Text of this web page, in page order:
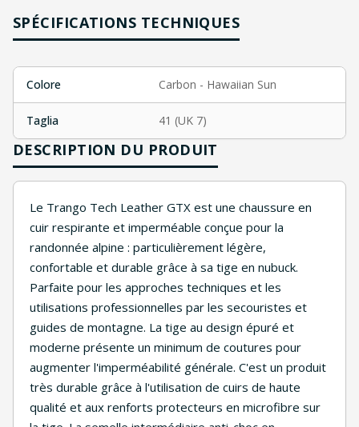
SPÉCIFICATIONS TECHNIQUES
Colore Carbon - Hawaiian Sun
Taglia 41 (UK 7)
DESCRIPTION DU PRODUIT
Le Trango Tech Leather GTX est une chaussure en
cuir respirante et imperméable conçue pour la
randonnée alpine : particulièrement légère,
confortable et durable grâce à sa tige en nubuck.
Parfaite pour les approches techniques et les
utilisations professionnelles par les secouristes et
guides de montagne. La tige au design épuré et
moderne présente un minimum de coutures pour
augmenter l'imperméabilité générale. C'est un produit
très durable grâce à l'utilisation de cuirs de haute
qualité et aux renforts protecteurs en microfibre sur